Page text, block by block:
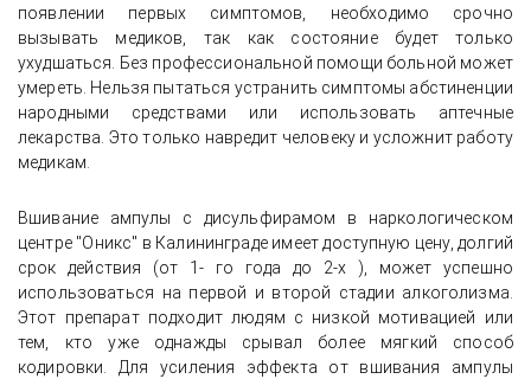
появлении первых симптомов, необходимо срочно
вызывать медиков, так как состояние будет только
ухудшаться. Без профессиональной помощи больной может
умереть. Нельзя пытаться устранить симптомы абстиненции
народными средствами или использовать аптечные
лекарства. Это только навредит человеку и усложнит работу
медикам.
Вшивание ампулы с дисульфирамом в наркологическом
центре "Оникс" в Калининграде имеет доступную цену, долгий
срок действия (от 1- го года до 2-х ), может успешно
использоваться на первой и второй стадии алкоголизма.
Этот препарат подходит людям с низкой мотивацией или
тем, кто уже однажды срывал более мягкий способ
кодировки. Для усиления эффекта от вшивания ампулы